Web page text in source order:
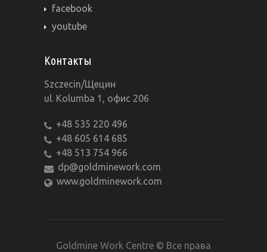
facebook
youtube
Контакты
Szczecin/Щецин
ul. Kolumba 1, офис 206
+48 535 220 496
+48 605 614 685
+48 513 754 966
dp@goldminework.com
www.goldminework.com
Goldmine Work Centre © Все права